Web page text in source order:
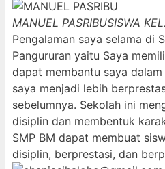
MANUEL PASRIBUSISWA
Pengalaman saya selama di
Pangururan yaitu Saya
dapat membantu saya
saya menjadi lebih
sebelumnya. Sekolah ini
disiplin dan membentuk
SMP BM dapat membuat
disiplin, berprestasi, dan